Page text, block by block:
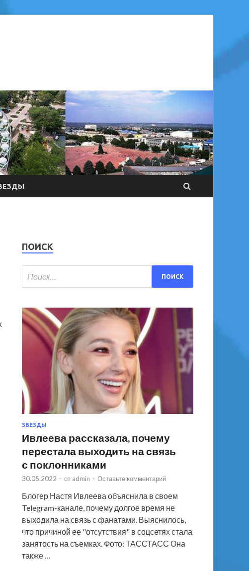
ПОИСК
ЗВЕЗДЫ
Ивлеева рассказала, почему
перестала выходить на связь
с поклонниками
30.05.2022 - от admin - Оставьте комментарий
Блогер Настя Ивлеева объяснила в своем
Telegram-канале, почему долгое время не
выходила на связь с фанатами. Выяснилось,
что причиной ее "отсутствия" в соцсетях стала
занятость на съемках. Фото: ТАССТАСС Она
также …